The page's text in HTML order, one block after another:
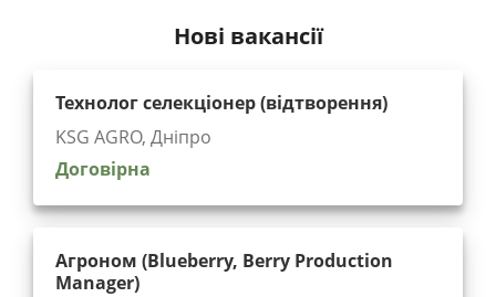
Нові вакансії
Технолог селекціонер (відтворення)
KSG AGRO, Дніпро
Договірна
Агроном (Blueberry, Berry Production
Manager)